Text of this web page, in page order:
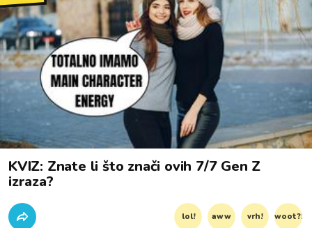
KVIZ: Znate li što znači ovih 7/7 Gen Z
izraza?
lol! aww vrh! woot?!